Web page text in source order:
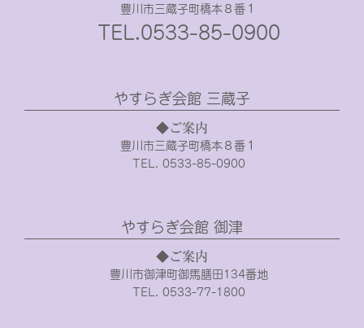
豊川市三蔵子町橋本８番１
TEL.0533-85-0900
やすらぎ会館 三蔵子
◆ご案内
豊川市三蔵子町橋本８番１
TEL. 0533-85-0900
やすらぎ会館 御津
◆ご案内
豊川市御津町御馬膳田134番地
TEL. 0533-77-1800